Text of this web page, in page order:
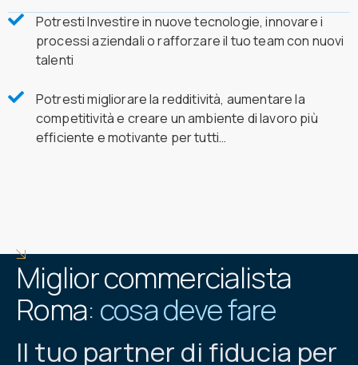
Potresti Investire in nuove tecnologie, innovare i
processi aziendali o rafforzare il tuo team con nuovi
talenti
Potresti migliorare la redditività, aumentare la
competitività e creare un ambiente di lavoro più
efficiente e motivante per tutti…
Miglior commercialista
Roma: cosa deve fare
Il tuo partner di fiducia per